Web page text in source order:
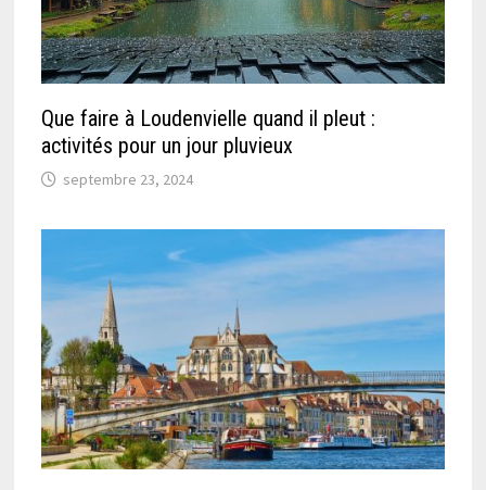
Que faire à Loudenvielle quand il pleut :
activités pour un jour pluvieux
septembre 23, 2024